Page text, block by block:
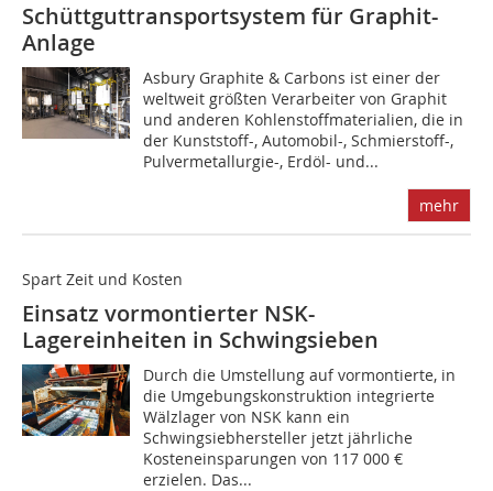
Schüttguttransportsystem für Graphit-
Anlage
Asbury Graphite & Carbons ist einer der
weltweit größten Verarbeiter von Graphit
und anderen Kohlenstoffmaterialien, die in
der Kunststoff-, Automobil-, Schmierstoff-,
Pulvermetallurgie-, Erdöl- und...
mehr
Spart Zeit und Kosten
Einsatz vormontierter NSK-
Lagereinheiten in Schwingsieben
Durch die Umstellung auf vormontierte, in
die Umgebungskonstruktion integrierte
Wälzlager von NSK kann ein
Schwingsiebhersteller jetzt jährliche
Kosteneinsparungen von 117 000 €
erzielen. Das...